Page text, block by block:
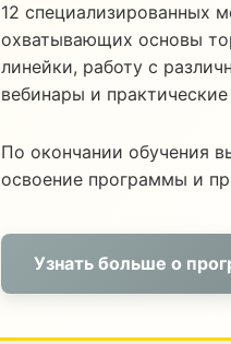
12 специализированных
охватывающих основы
линейки, работу с
вебинары и
По окончании обучения
освоение программы и
Узнать больше о